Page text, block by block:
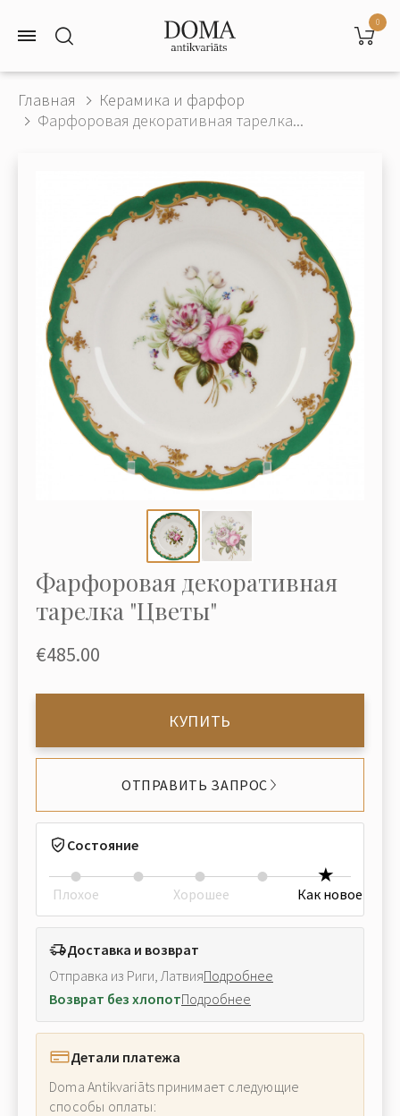
0
Главная
Керамика и фарфор
Фарфоровая декоративная тарелка...
Фарфоровая декоративная
тарелка "Цветы"
€485.00
КУПИТЬ
ОТПРАВИТЬ ЗАПРОС
Состояние
Плохое Хорошее Как новое
Доставка и возврат
Отправка из Риги, ЛатвияПодробнее
Возврат без хлопотПодробнее
Детали платежа
Doma Antikvariāts принимает следующие
способы оплаты: